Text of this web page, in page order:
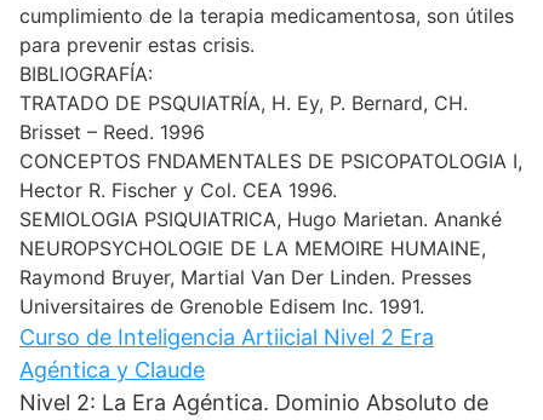
cumplimiento de la terapia medicamentosa, son útiles
para prevenir estas crisis.
BIBLIOGRAFÍA:
TRATADO DE PSQUIATRÍA, H. Ey, P. Bernard, CH.
Brisset – Reed. 1996
CONCEPTOS FNDAMENTALES DE PSICOPATOLOGIA I,
Hector R. Fischer y Col. CEA 1996.
SEMIOLOGIA PSIQUIATRICA, Hugo Marietan. Ananké
NEUROPSYCHOLOGIE DE LA MEMOIRE HUMAINE,
Raymond Bruyer, Martial Van Der Linden. Presses
Universitaires de Grenoble Edisem Inc. 1991.
Curso de Inteligencia Artiicial Nivel 2 Era
Agéntica y Claude
Nivel 2: La Era Agéntica. Dominio Absoluto de